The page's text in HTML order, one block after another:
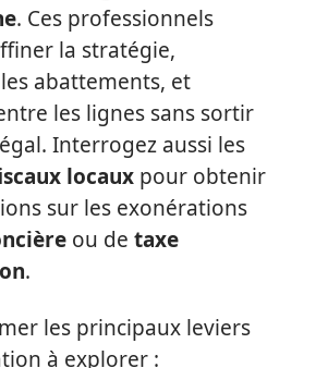
. Ces professionnels
la stratégie,
abattements, et
les lignes sans sortir
Interrogez aussi les
locaux pour obtenir
sur les exonérations
ou de taxe
.
les principaux leviers
à explorer :